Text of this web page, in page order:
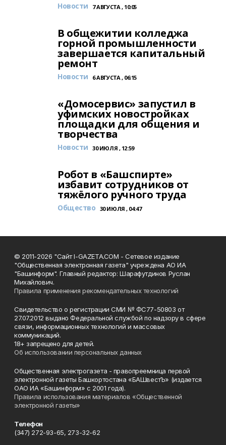
Новости 7 АВГУСТА , 10:05
В общежитии колледжа
горной промышленности
завершается капитальный
ремонт
Новости 6 АВГУСТА , 06:15
«Домосервис» запустил в
уфимских новостройках
площадки для общения и
творчества
Новости 30 ИЮЛЯ , 12:59
Робот в «Башспирте»
избавит сотрудников от
тяжёлого ручного труда
Общество 30 ИЮЛЯ , 04:47
© 2011-2026 "Сайт I-GAZETA.COM - Сетевое издание
"Общественная электронная газета" учреждена АО ИА
"Башинформ". Главный редактор: Шарафутдинов Руслан
Михайлович.
Правила применения рекомендательных технологий
Свидетельство о регистрации СМИ № ФС77-50803 от
27.07.2012 выдано Федеральной службой по надзору в сфере
связи, информационных технологий и массовых
коммуникаций.
18+ запрещено для детей.
Об использовании персональных данных
Общественная электрогазета - правопреемница первой
электронной газеты Башкортостана «БАШвестЪ» (издается
ОАО ИА «Башинформ» с 2001 года).
Правила использования материалов «Общественной
электронной газеты»
Телефон
(347) 272-93-65, 273-32-62